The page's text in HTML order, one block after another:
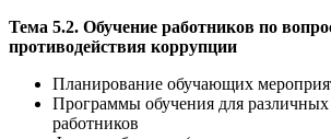
Тема 5.2. Обучение работников по
противодействия коррупции
Планирование обучающих
Программы обучения для различных
работников